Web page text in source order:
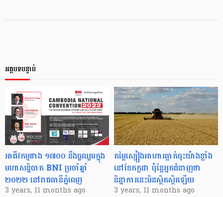
អត្ថបទបន្ទាប់
អាជីវកម្មជាង ១៧០០ នឹងចួលរួមក្នុង
មហាសន្និបាត BNI ប្រចាំឆ្នាំ
២០២២ នៅរាជធានីភ្នំពេញ
3 years, 11 months ago
តម្លៃស្បៀងអាហារធ្លាក់ចុះយ៉ាងខ្លាំង
នៅខែកក្កដា ប៉ុន្តែអ្នកជំនាញថា
និន្នាការនេះមិនស្ថិតស្ថិរឡើយ
3 years, 11 months ago